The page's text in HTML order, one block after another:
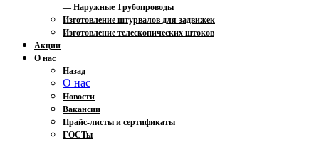
— Наружные Трубопроводы
Изготовление штурвалов для задвижек
Изготовление телескопических штоков
Акции
О нас
Назад
О нас
Новости
Вакансии
Прайс-листы и сертификаты
ГОСТы